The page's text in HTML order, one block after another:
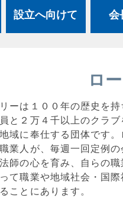
設立へ向けて 会
ロ
ーは１００年の歴史を持
と２万４千以上のクラ
域に奉仕する団体です
業人が、毎週一回定例
師の心を育み、自らの職
て職業や地域社会・国
ことにあります。